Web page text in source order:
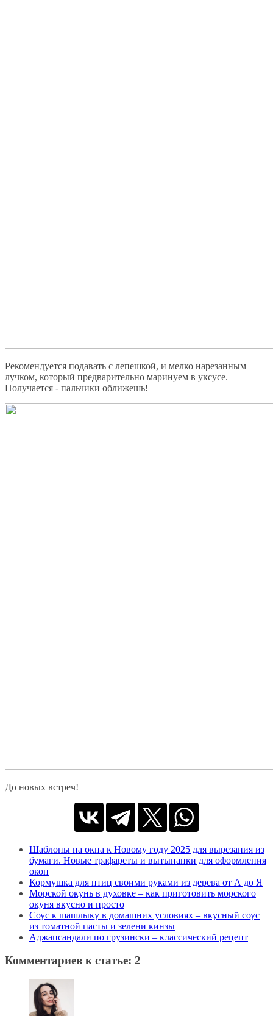
Рекомендуется подавать с лепешкой, и мелко нарезанным
лучком, который предварительно маринуем в уксусе.
Получается - пальчики оближешь!
До новых встреч!
Шаблоны на окна к Новому году 2025 для вырезания из
бумаги. Новые трафареты и вытынанки для оформления
окон
Кормушка для птиц своими руками из дерева от А до Я
Морской окунь в духовке – как приготовить морского
окуня вкусно и просто
Соус к шашлыку в домашних условиях – вкусный соус
из томатной пасты и зелени кинзы
Аджапсандали по грузински – классический рецепт
Комментариев к статье: 2